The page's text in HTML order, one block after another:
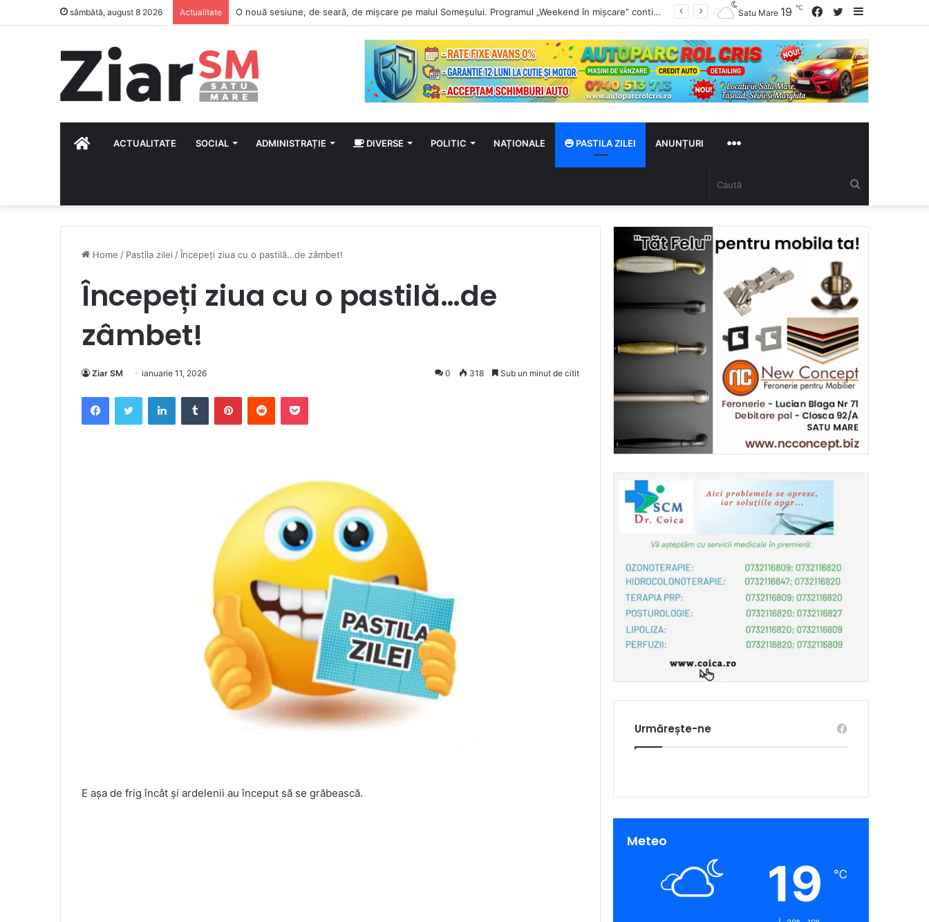
sâmbătă, august 8 2026 Actualitate Situația lotului, a stadionului și a bugetului clubului CSM Olimpia Satu Mare. Vezi lotul complet Sidebar
Twitter
Facebook
Satu Mare 19 ℃
HOMEACTUALITATE SOCIAL ADMINISTRAȚIE DIVERSE POLITIC NAȚIONALE PASTILA ZILEI ANUNȚURI
MULTE
Home / Pastila zilei /Începeți ziua cu o pastilă…de zâmbet!
Începeți ziua cu o pastilă…de
zâmbet!
Ziar SM ianuarie 11, 2026 0 318 Sub un minut de citit
FacebookTwitter LinkedInTumblr PinterestReddit Pocket
E așa de frig încât și ardelenii au început să se grăbească.
Urmărește-ne
Meteo
19 ℃